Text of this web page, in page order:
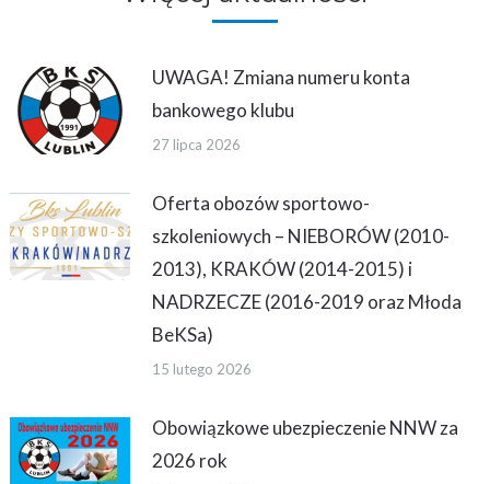
UWAGA! Zmiana numeru konta
bankowego klubu
27 lipca 2026
Oferta obozów sportowo-
szkoleniowych – NIEBORÓW (2010-
2013), KRAKÓW (2014-2015) i
NADRZECZE (2016-2019 oraz Młoda
BeKSa)
15 lutego 2026
Obowiązkowe ubezpieczenie NNW za
2026 rok